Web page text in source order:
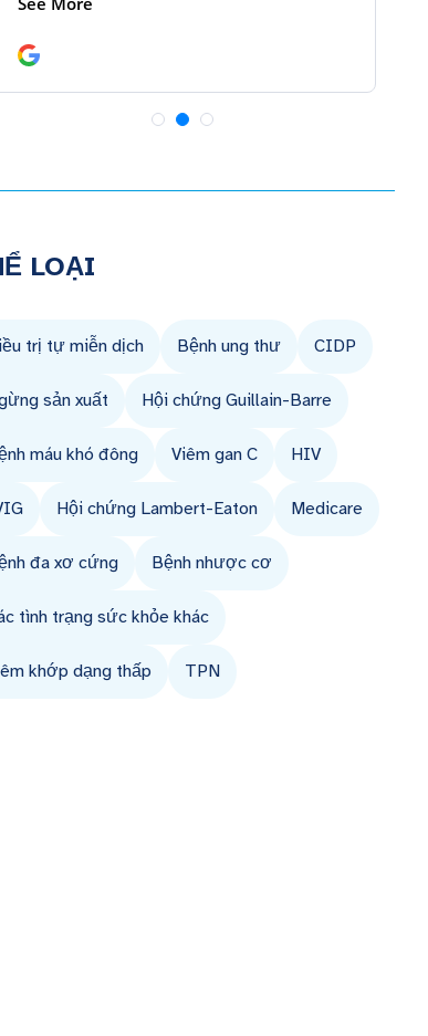
LOẠI
trị tự miễn dịch Bệnh ung thư CIDP
sản xuất Hội chứng Guillain-Barre
máu khó đông Viêm gan C HIV
Hội chứng Lambert-Eaton Medicare
đa xơ cứng Bệnh nhược cơ
tình trạng sức khỏe khác
khớp dạng thấp TPN